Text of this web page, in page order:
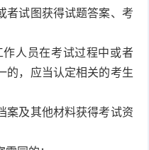
者试图获得试题答案、考
人员在考试过程中或者
的，应当认定相关的考生
案及其他材料获得考试资